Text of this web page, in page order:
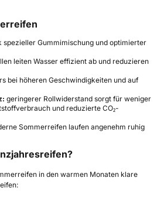
spezieller Gummimischung und optimierter
leiten Wasser effizient ab und reduzieren
bei höheren Geschwindigkeiten und auf
geringerer Rollwiderstand sorgt für weniger
und reduzierte CO₂-
Sommerreifen laufen angenehm ruhig
in den warmen Monaten klare